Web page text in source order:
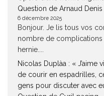
Question de Arnaud Denis
6 décembre 2025
Bonjour. Je lis tous vos
nombre de
hernie....
Nicolas Duplàa : « J’aime
de courir en espadrilles,
gens pour discuter avec